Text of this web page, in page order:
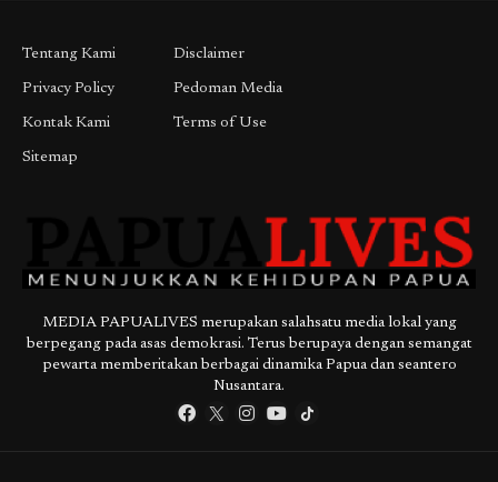
Tentang Kami
Privacy Policy
Kontak Kami
Sitemap
Disclaimer
Pedoman Media
Terms of Use
MEDIA PAPUALIVES merupakan salahsatu media lokal yang
berpegang pada asas demokrasi. Terus berupaya dengan semangat
pewarta memberitakan berbagai dinamika Papua dan seantero
Nusantara.